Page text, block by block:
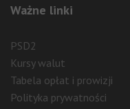
Ważne linki
PSD2
Kursy walut
Tabela opłat i prowizji
Polityka prywatności